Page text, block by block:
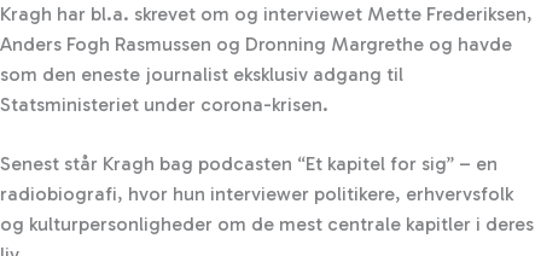
Kragh har bl.a. skrevet om og interviewet Mette Frederiksen,
Anders Fogh Rasmussen og Dronning Margrethe og havde
som den eneste journalist eksklusiv adgang til
Statsministeriet under corona-krisen.
Senest står Kragh bag podcasten “Et kapitel for sig” – en
radiobiografi, hvor hun interviewer politikere, erhvervsfolk
og kulturpersonligheder om de mest centrale kapitler i deres